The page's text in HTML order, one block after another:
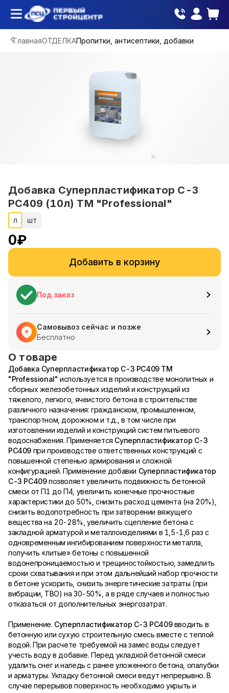
ГлавнаяОТДЕЛКАПропитки, антисептики, добавки
Добавка Суперпластификатор С-3
РС409 (10л) ТМ "Professional"
л шт
0₽
Добавить в корзину
Под заказ
Самовывоз сейчас и позже
Бесплатно
О товаре
Добавка Суперпластификатор С-3 PC409 ТМ
"Professional" используется в производстве монолитных и
сборных железобетонных изделий и конструкций из
тяжелого, легкого, ячеистого бетона в строительстве
различного назначения: гражданском, промышленном,
транспортном, дорожном и т.д., в том числе при
изготовлении изделий и конструкций систем питьевого
водоснабжения. Применяется Суперпластификатор С-3
PC409 при производстве ответственных конструкций с
повышенной степенью армирования и сложной
конфигурацией. Применение добавки Суперпластификатор
С-3 PC409позволяет увеличить подвижность бетонной
смеси от П1 до П4, увеличить конечные прочностные
характеристики до 50%, снизить расход цемента (на 20%),
снизить водопотребность при затворении вяжущего
вещества на 20-28%, увеличить сцепление бетона с
закладной арматурой и металлоизделиями в 1,5-1,6 раз с
одновременным ингибированием поверхности металла,
получить «литые» бетоны с повышенной
водонепроницаемостью и трещиностойкостью, замедлить
сроки схватывания и при этом дальнейший набор прочности
в бетоне ускорить, снизить энергетические затраты (при
вибрации, ТВО) на 30-50%, а в ряде случаев и полностью
отказаться от дополнительных энергозатрат.
Применение. Суперпластификатор С-3 PC409вводить в
бетонную или сухую строительную смесь вместе с теплой
водой. При расчете требуемой на замес воды следует
учесть воду в добавке. Перед укладкой бетонной смеси
удалить снег и наледь с ранее уложенного бетона, опалубки
и арматуры. Укладку бетонной смеси ведут непрерывно. В
случае перерывов поверхность необходимо укрыть и